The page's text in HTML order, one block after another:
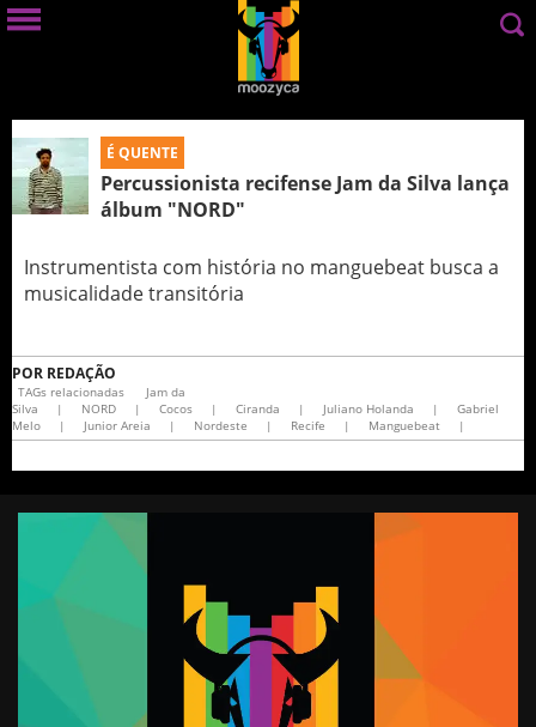
É QUENTE
Percussionista recifense Jam da Silva lança
álbum "NORD"
Instrumentista com história no manguebeat busca a
musicalidade transitória
POR REDAÇÃO
TAGs relacionadas
Jam da
Silva
| NORD | Cocos | Ciranda | Juliano Holanda |
Gabriel
Melo
| Junior Areia | Nordeste | Recife | Manguebeat |